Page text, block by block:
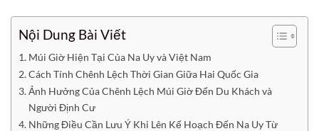
Nội Dung Bài Viết
Múi Giờ Hiện Tại Của Na Uy và Việt Nam
Cách Tính Chênh Lệch Thời Gian Giữa Hai Quốc Gia
Ảnh Hưởng Của Chênh Lệch Múi Giờ Đến Du Khách và
Người Định Cư
Những Điều Cần Lưu Ý Khi Lên Kế Hoạch Đến Na Uy Từ